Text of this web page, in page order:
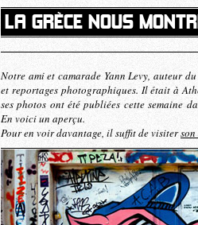
LA GRÈCE NOUS
Notre ami et camarade Yann Levy, auteur
et reportages photographiques. Il était à
ses photos ont été publiées cette semaine
En voici un aperçu.
Pour en voir davantage, il suffit de visiter